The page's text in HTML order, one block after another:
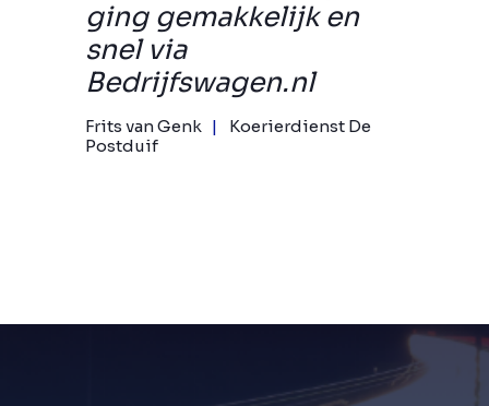
ging gemakkelijk en
snel via
Bedrijfswagen.nl
Frits van Genk
Koerierdienst De
Postduif